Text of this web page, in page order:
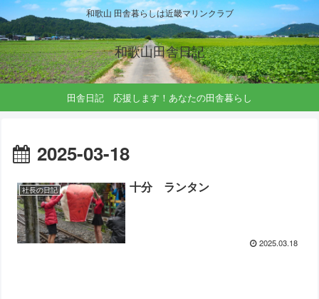
和歌山 田舎暮らしは近畿マリンクラブ
和歌山田舎日記
田舎日記 応援します！あなたの田舎暮らし
2025-03-18
社長の日記 十分 ランタン
2025.03.18